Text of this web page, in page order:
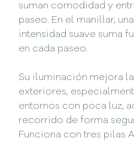
suman comodidad y
paseo. En el manillar,
intensidad suave suma
en cada paseo.
Su iluminación mejora
exteriores,
entornos con poca luz,
recorrido de forma
Funciona con tres pilas